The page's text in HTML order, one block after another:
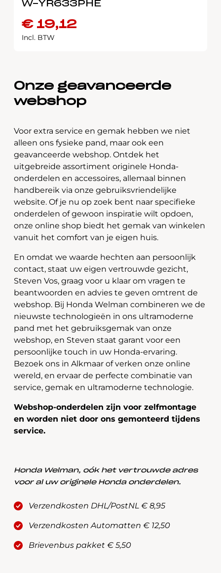
W-YR633PHE
€19,12
Incl. BTW
Onze geavanceerde
webshop
Voor extra service en gemak hebben we niet
alleen ons fysieke pand, maar ook een
geavanceerde webshop. Ontdek het
uitgebreide assortiment originele Honda-
onderdelen en accessoires, allemaal binnen
handbereik via onze gebruiksvriendelijke
website. Of je nu op zoek bent naar specifieke
onderdelen of gewoon inspiratie wilt opdoen,
onze online shop biedt het gemak van winkelen
vanuit het comfort van je eigen huis.
En omdat we waarde hechten aan persoonlijk
contact, staat uw eigen vertrouwde gezicht,
Steven Vos, graag voor u klaar om vragen te
beantwoorden en advies te geven omtrent de
webshop. Bij Honda Welman combineren we de
nieuwste technologieën in ons ultramoderne
pand met het gebruiksgemak van onze
webshop, en Steven staat garant voor een
persoonlijke touch in uw Honda-ervaring.
Bezoek ons in Alkmaar of verken onze online
wereld, en ervaar de perfecte combinatie van
service, gemak en ultramoderne technologie.
Webshop-onderdelen zijn voor zelfmontage
en worden niet door ons gemonteerd tijdens
service.
Honda Welman, oók het vertrouwde adres
voor al uw originele Honda onderdelen.
Verzendkosten DHL/PostNL € 8,95
Verzendkosten Automatten € 12,50
Brievenbus pakket € 5,50